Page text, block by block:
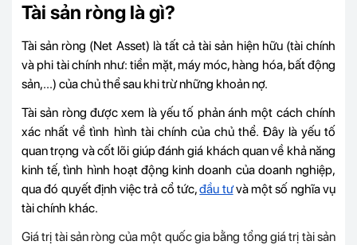
Tài sản ròng là gì?
Tài sản ròng (Net Asset) là tất cả tài sản hiện hữu (tài chính
và phi tài chính như: tiền mặt, máy móc, hàng hóa, bất động
sản,...) của chủ thể sau khi trừ những khoản nợ.
Tài sản ròng được xem là yếu tố phản ánh một cách chính
xác nhất về tình hình tài chính của chủ thể. Đây là yếu tố
quan trọng và cốt lõi giúp đánh giá khách quan về khả năng
kinh tế, tình hình hoạt động kinh doanh của doanh nghiệp,
qua đó quyết định việc trả cổ tức,đầu tưvà một số nghĩa vụ
tài chính khác.
Giá trị tài sản ròng của một quốc gia bằng tổng giá trị tài sản